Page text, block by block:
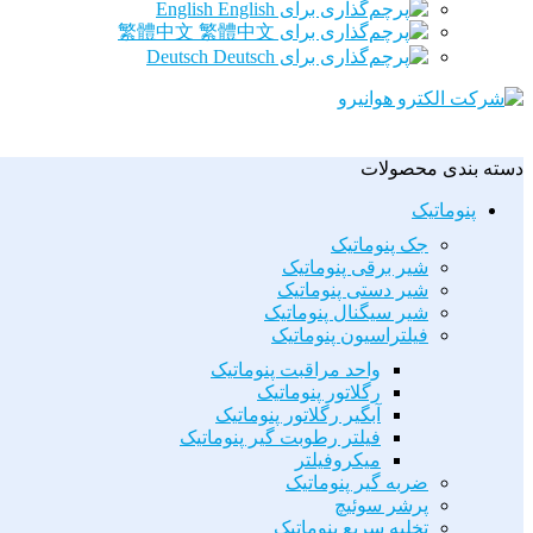
English
繁體中文
Deutsch
دسته بندی محصولات
پنوماتیک
جک پنوماتیک
شیر برقی پنوماتیک
شیر دستی پنوماتیک
شیر سیگنال پنوماتیک
فیلتراسیون پنوماتیک
واحد مراقبت پنوماتیک
رگلاتور پنوماتیک
آبگیر رگلاتور پنوماتیک
فیلتر رطوبت گیر پنوماتیک
میکروفیلتر
ضربه گیر پنوماتیک
پرشر سوئیچ
تخلیه سریع پنوماتیک